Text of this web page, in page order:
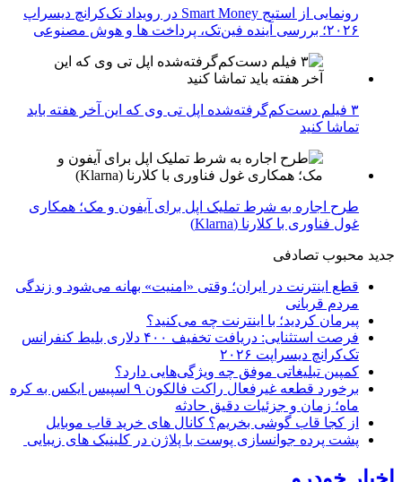
رونمایی از استیج Smart Money در رویداد تک‌کرانچ دیسراپ
۲۰۲۶؛ بررسی آینده فین‌تک، پرداخت‌ ها و هوش مصنوعی
۳ فیلم دست‌کم‌گرفته‌شده اپل تی وی که این آخر هفته باید
تماشا کنید
طرح اجاره به شرط تملیک اپل برای آیفون و مک؛ همکاری
غول فناوری با کلارنا (Klarna)
جدید محبوب تصادفی
قطع اینترنت در ایران؛ وقتی «امنیت» بهانه می‌شود و زندگی
مردم قربانی
پیرمان کردید؛ با اینترنت چه می‌کنید؟
فرصت استثنایی: دریافت تخفیف ۴۰۰ دلاری بلیط کنفرانس
تک‌کرانچ دیسراپت ۲۰۲۶
کمپین تبلیغاتی موفق چه ویژگی‌هایی دارد؟
برخورد قطعه غیرفعال راکت فالکون ۹ اسپیس ایکس به کره
ماه؛ زمان و جزئیات دقیق حادثه
از کجا قاب گوشی بخریم؟ کانال های خرید قاب موبایل
پشت پرده جوانسازی پوست با پلاژن در کلینیک های زیبایی